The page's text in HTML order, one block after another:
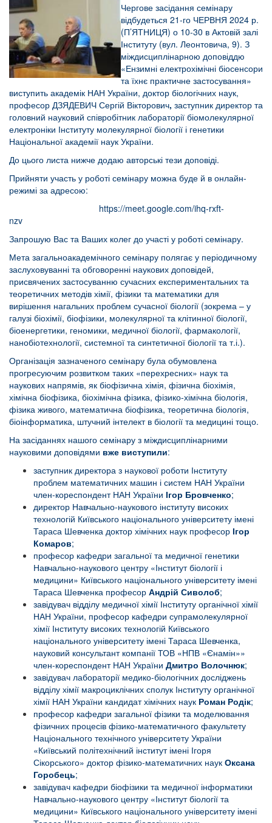
Чергове засідання семінару
відбудеться 21-го ЧЕРВНЯ 2024 р.
(П’ЯТНИЦЯ) о 10-30 в Актовій залі
Інституту (вул. Леонтовича, 9). З
міждисциплінарною доповіддю
«Ензимні електрохімічні біосенсори
та їхнє практичне застосування»
виступить академік НАН України, доктор біологічних наук,
професор ДЗЯДЕВИЧ Сергій Вікторович, заступник директор та
головний науковий співробітник лабораторії біомолекулярної
електроніки Інституту молекулярної біології і генетики
Національної академії наук України.
До цього листа нижче додаю авторські тези доповіді.
Прийняти участь у роботі семінару можна буде й в онлайн-
режимі за адресою:
https://meet.google.com/ihq-rxft-
nzv
Запрошую Вас та Ваших колег до участі у роботі семінару.
Мета загальноакадемічного семінару полягає у періодичному
заслуховуванні та обговоренні наукових доповідей,
присвячених застосуванню сучасних експериментальних та
теоретичних методів хімії, фізики та математики для
вирішення нагальних проблем сучасної біології (зокрема – у
галузі біохімії, біофізики, молекулярної та клітинної біології,
біоенергетики, геномики, медичної біології, фармакології,
нанобіотехнології, системної та синтетичної біології та т.і.).
Організація зазначеного семінару була обумовлена
прогресуючим розвитком таких «перехресних» наук та
наукових напрямів, як біофізична хімія, фізична біохімія,
хімічна біофізика, біохімічна фізика, фізико-хімічна біологія,
фізика живого, математична біофізика, теоретична біологія,
біоінформатика, штучний інтелект в біології та медицині тощо.
На засіданнях нашого семінару з міждисциплінарними
науковими доповідями вже виступили:
заступник директора з наукової роботи Інституту
проблем математичних машин і систем НАН України
член-кореспондент НАН України Ігор Бровченко;
директор Навчально-наукового інституту високих
технологій Київського національного університету імені
Тараса Шевченка доктор хімічних наук професор Ігор
Комаров;
професор кафедри загальної та медичної генетики
Навчально-наукового центру «Інститут біології і
медицини» Київського національного університету імені
Тараса Шевченка професор Андрій Сиволоб;
завідувач відділу медичної хімії Інституту органічної хімії
НАН України, професор кафедри супрамолекулярної
хімії Інституту високих технологій Київського
національного університету імені Тараса Шевченка,
науковий консультант компанії ТОВ «НПВ «Єнамін»»
член-кореспондент НАН України Дмитро Волочнюк;
завідувач лабораторії медико-біологічних досліджень
відділу хімії макроциклічних сполук Інституту органічної
хімії НАН України кандидат хімічних наук Роман Родік;
професор кафедри загальної фізики та моделювання
фізичних процесів фізико-математичного факультету
Національного технічного університету України
«Київський політехнічний інститут імені Ігоря
Сікорського» доктор фізико-математичних наук Оксана
Горобець;
завідувач кафедри біофізики та медичної інформатики
Навчально-наукового центру «Інститут біології та
медицини» Київського національного університету імені